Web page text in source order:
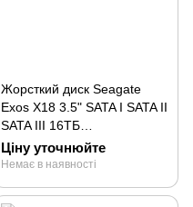
Жорсткий диск Seagate
Exos X18 3.5" SATA I SATA II
SATA III 16ТБ
(ST16000NM000J)
Ціну уточнюйте
Немає в наявності